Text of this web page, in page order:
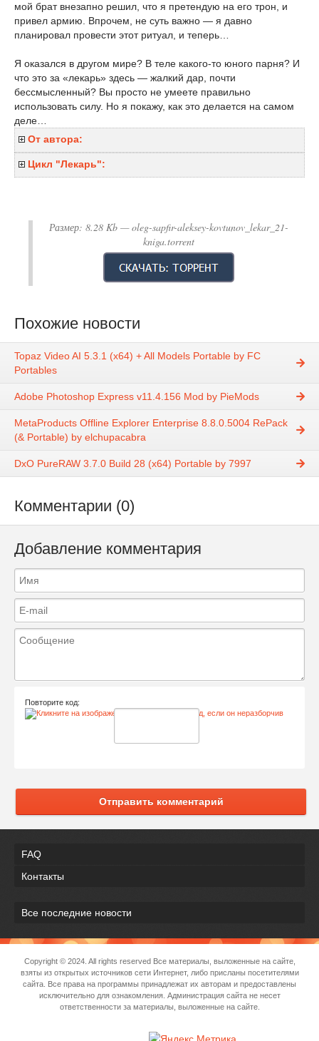
мой брат внезапно решил, что я претендую на его трон, и
привел армию. Впрочем, не суть важно — я давно
планировал провести этот ритуал, и теперь…
Я оказался в другом мире? В теле какого-то юного парня? И
что это за «лекарь» здесь — жалкий дар, почти
бессмысленный? Вы просто не умеете правильно
использовать силу. Но я покажу, как это делается на самом
деле…
От автора:
Цикл "Лекарь":
Размер: 8.28 Kb — oleg-sapfir-aleksey-kovtunov_lekar_21-
kniga.torrent
Похожие новости
Topaz Video AI 5.3.1 (x64) + All Models Portable by FC
Portables
Adobe Photoshop Express v11.4.156 Mod by PieMods
MetaProducts Offline Explorer Enterprise 8.8.0.5004 RePack
(& Portable) by elchupacabra
DxO PureRAW 3.7.0 Build 28 (x64) Portable by 7997
Комментарии (0)
Добавление комментария
Повторите код:
Отправить комментарий
FAQ
Контакты
Все последние новости
Copyright © 2024. All rights reserved Все материалы, выложенные на сайте,
взяты из открытых источников сети Интернет, либо присланы посетителями
сайта. Все права на программы принадлежат их авторам и предоставлены
исключительно для ознакомления. Администрация сайта не несет
ответственности за материалы, выложенные на сайте.